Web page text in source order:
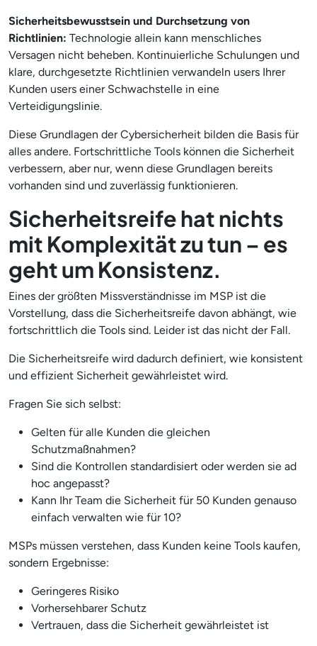
Sicherheitsbewusstsein und Durchsetzung von
Richtlinien: Technologie allein kann menschliches
Versagen nicht beheben. Kontinuierliche Schulungen und
klare, durchgesetzte Richtlinien verwandeln users Ihrer
Kunden users einer Schwachstelle in eine
Verteidigungslinie.
Diese Grundlagen der Cybersicherheit bilden die Basis für
alles andere. Fortschrittliche Tools können die Sicherheit
verbessern, aber nur, wenn diese Grundlagen bereits
vorhanden sind und zuverlässig funktionieren.
Sicherheitsreife hat nichts
mit Komplexität zu tun – es
geht um Konsistenz.
Eines der größten Missverständnisse im MSP ist die
Vorstellung, dass die Sicherheitsreife davon abhängt, wie
fortschrittlich die Tools sind. Leider ist das nicht der Fall.
Die Sicherheitsreife wird dadurch definiert, wie konsistent
und effizient Sicherheit gewährleistet wird.
Fragen Sie sich selbst:
Gelten für alle Kunden die gleichen
Schutzmaßnahmen?
Sind die Kontrollen standardisiert oder werden sie ad
hoc angepasst?
Kann Ihr Team die Sicherheit für 50 Kunden genauso
einfach verwalten wie für 10?
MSPs müssen verstehen, dass Kunden keine Tools kaufen,
sondern Ergebnisse:
Geringeres Risiko
Vorhersehbarer Schutz
Vertrauen, dass die Sicherheit gewährleistet ist